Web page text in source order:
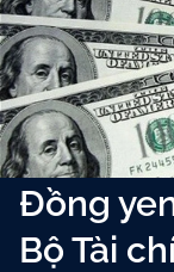
Đồng
Bộ Tài